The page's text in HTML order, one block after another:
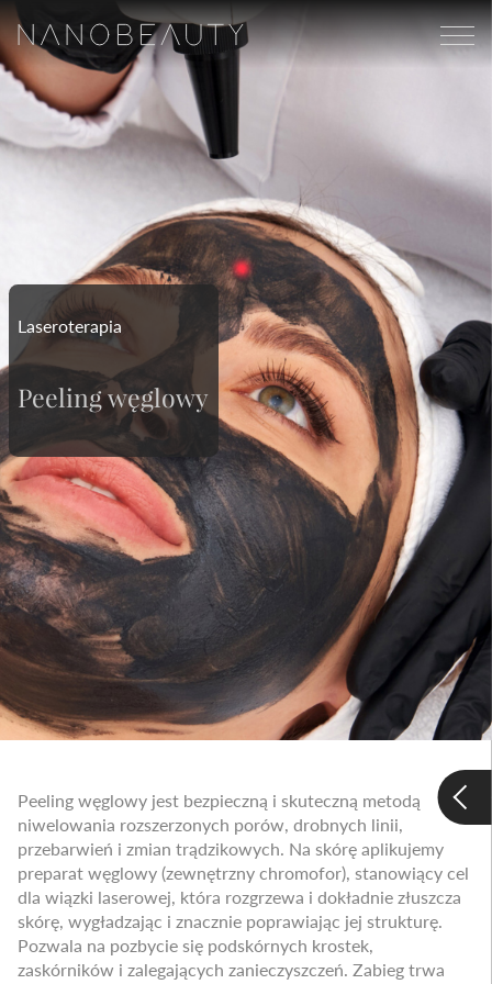
Laseroterapia
Peeling węglowy
Peeling węglowy jest bezpieczną i skuteczną metodą
niwelowania rozszerzonych porów, drobnych linii,
przebarwień i zmian trądzikowych. Na skórę aplikujemy
preparat węglowy (zewnętrzny chromofor), stanowiący cel
dla wiązki laserowej, która rozgrzewa i dokładnie złuszcza
skórę, wygładzając i znacznie poprawiając jej strukturę.
Pozwala na pozbycie się podskórnych krostek,
zaskórników i zalegających zanieczyszczeń. Zabieg trwa